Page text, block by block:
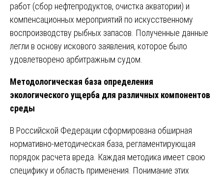
работ (сбор нефтепродуктов, очистка акватории) и
компенсационных мероприятий по искусственному
воспроизводству рыбных запасов. Полученные данные
легли в основу искового заявления, которое было
удовлетворено арбитражным судом.
Методологическая база определения
экологического ущерба для различных компонентов
среды
В Российской Федерации сформирована обширная
нормативно-методическая база, регламентирующая
порядок расчета вреда. Каждая методика имеет свою
специфику и область применения. Понимание этих